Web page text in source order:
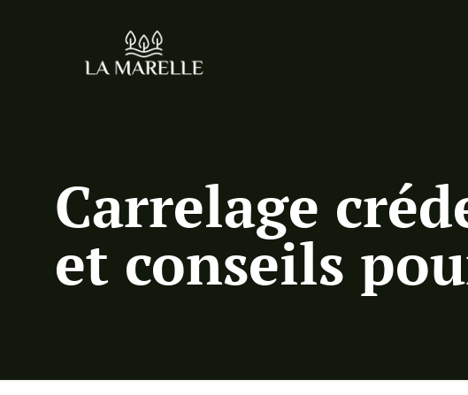
Carrelage
et conseils